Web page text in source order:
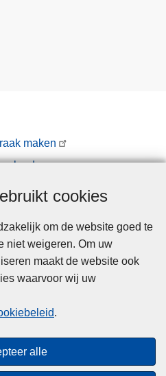
cookies
om de website goed te
niet weigeren. Om uw
maakt de website ook
waarvoor wij uw
.
alle
maken